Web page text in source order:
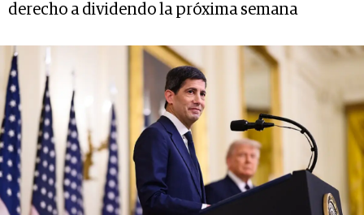
derecho a dividendo la próxima semana